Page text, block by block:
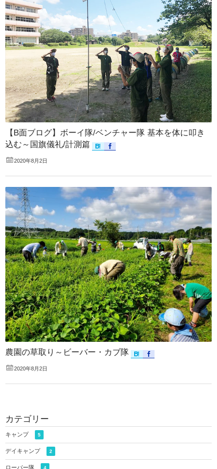
【B面ブログ】ボーイ隊/ベンチャー隊 基本を体に叩き
込む～国旗儀礼/計測篇
2020年8月2日
農園の草取り～ビーバー・カブ隊
2020年8月2日
カテゴリー
キャンプ 5
デイキャンプ 2